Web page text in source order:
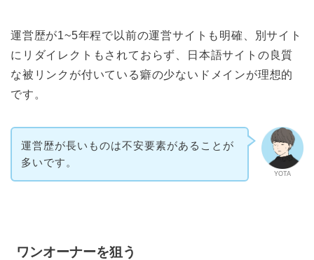
運営歴が1~5年程で以前の運営サイトも明確、別サイト
にリダイレクトもされておらず、日本語サイトの良質
な被リンクが付いている癖の少ないドメインが理想的
です。
YOTA
運営歴が長いものは不安要素があることが
多いです。
ワンオーナーを狙う